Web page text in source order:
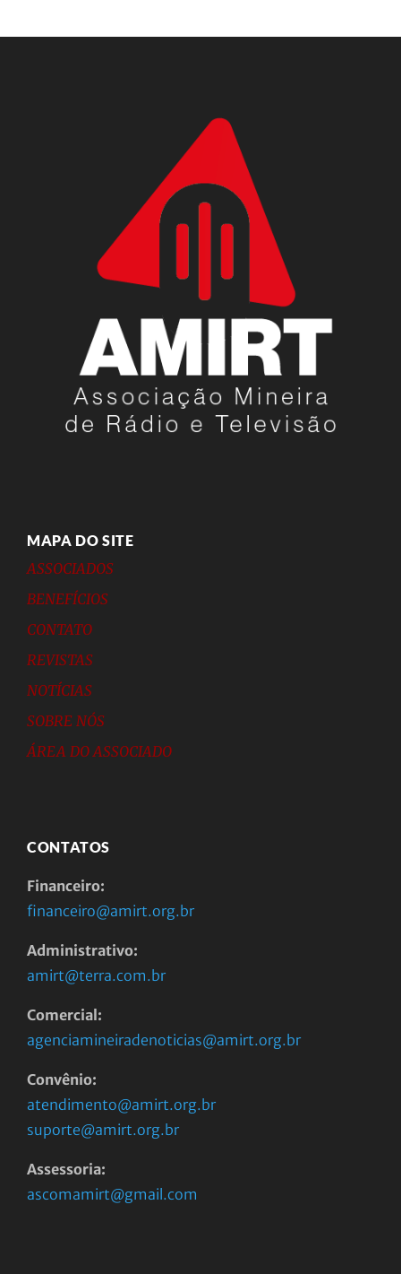
MAPA DO SITE
ASSOCIADOS
BENEFÍCIOS
CONTATO
REVISTAS
NOTÍCIAS
SOBRE NÓS
ÁREA DO ASSOCIADO
CONTATOS
Financeiro:
financeiro@amirt.org.br
Administrativo:
amirt@terra.com.br
Comercial:
agenciamineiradenoticias@amirt.org.br
Convênio:
atendimento@amirt.org.br
suporte@amirt.org.br
Assessoria:
ascomamirt@gmail.com